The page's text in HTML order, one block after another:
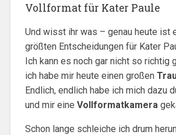
Vollformat für Kater Paule
Und wisst ihr was – genau heute ist
größten Entscheidungen für Kater
Ich kann es noch gar nicht so richtig
ich habe mir heute einen großen
Endlich, endlich habe ich mich dazu
und mir eine Vollformatkamera
Schon lange schleiche ich drum